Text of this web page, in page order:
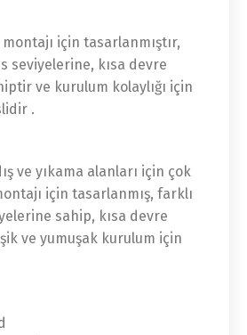
için tasarlanmıştır,
seviyelerine, kısa devre
ve kurulum kolaylığı için
.
ve yıkama alanları için çok
için tasarlanmış, farklı
sahip, kısa devre
ve yumuşak kurulum için